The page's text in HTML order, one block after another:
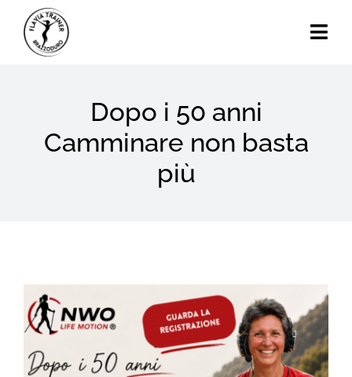
content
Chi Sono
Contatti
Search
for:
Dopo i 50 anni
Camminare non basta
più
View
Larger
Image